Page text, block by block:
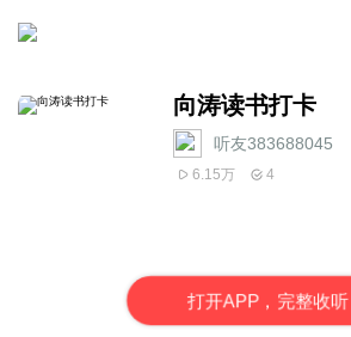
向涛读书打卡
听友383688045
6.15万 4
打开APP，完整收听